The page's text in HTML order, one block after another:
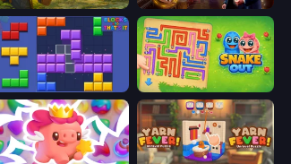
Hidden Objects: Island Secrets Hidden Object: Clues and Mysteries
Blocks and that’s it Snake Out: Maze Escape